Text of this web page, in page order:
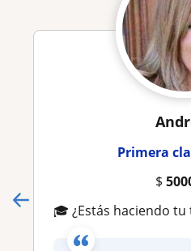
Primera
$
🎓 ¿Estás haciendo tu tesis y